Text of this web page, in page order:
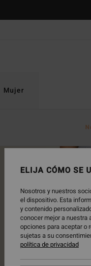
Mujer
ELIJA CÓMO SE
Nosotros y nuestros
el dispositivo. Esta
y contenido
conocer mejor a nuestra
opciones para aceptar o
sujetas a su
política de privacidad